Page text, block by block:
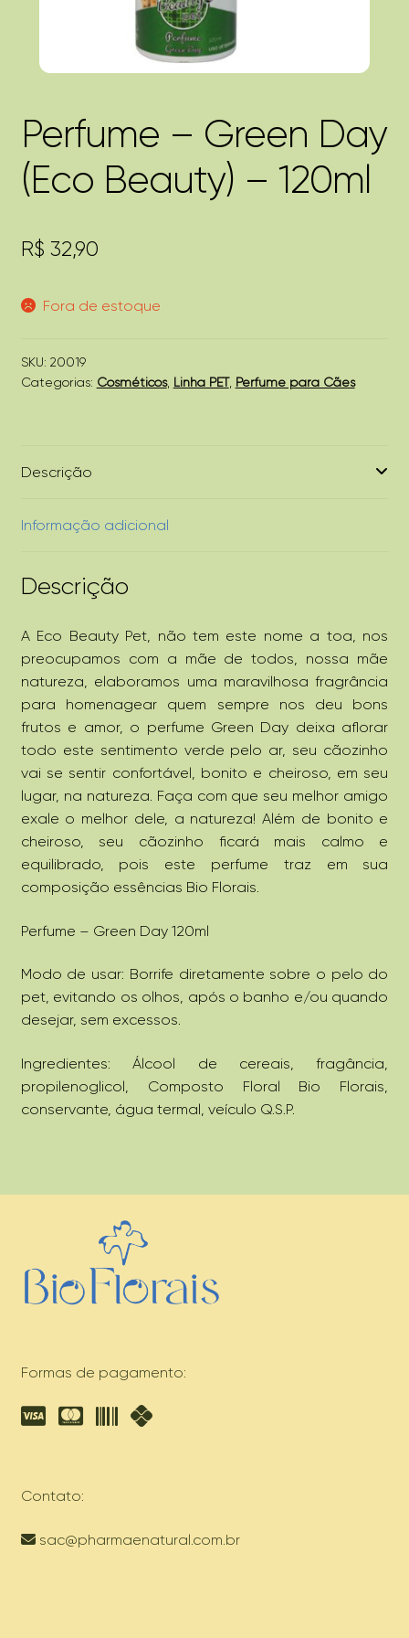
Perfume – Green Day
(Eco Beauty) – 120ml
R$ 32,90
Fora de estoque
SKU: 20019
Categorias: Cosméticos, Linha PET, Perfume para Cães
Descrição
Informação adicional
Descrição
A Eco Beauty Pet, não tem este nome a toa, nos
preocupamos com a mãe de todos, nossa mãe
natureza, elaboramos uma maravilhosa fragrância
para homenagear quem sempre nos deu bons
frutos e amor, o perfume Green Day deixa aflorar
todo este sentimento verde pelo ar, seu cãozinho
vai se sentir confortável, bonito e cheiroso, em seu
lugar, na natureza. Faça com que seu melhor amigo
exale o melhor dele, a natureza! Além de bonito e
cheiroso, seu cãozinho ficará mais calmo e
equilibrado, pois este perfume traz em sua
composição essências Bio Florais.
Perfume – Green Day 120ml
Modo de usar: Borrife diretamente sobre o pelo do
pet, evitando os olhos, após o banho e/ou quando
desejar, sem excessos.
Ingredientes: Álcool de cereais, fragância,
propilenoglicol, Composto Floral Bio Florais,
conservante, água termal, veículo Q.S.P.
Formas de pagamento:
Contato:
sac@pharmaenatural.com.br